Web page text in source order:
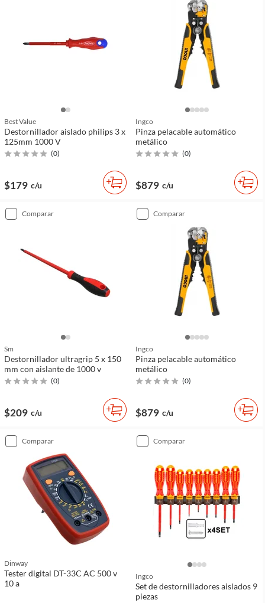
Best Value
Destornillador aislado philips 3 x
125mm 1000 V
(0)
$179 c/u
Ingco
Pinza pelacable automático
metálico
(0)
$879 c/u
comparar
Sm
Destornillador ultragrip 5 x 150
mm con aislante de 1000 v
(0)
$209 c/u
comparar
Ingco
Pinza pelacable automático
metálico
(0)
$879 c/u
comparar
Dinway
Tester digital DT-33C AC 500 v
10 a
comparar
Ingco
Set de destornilladores aislados 9
piezas